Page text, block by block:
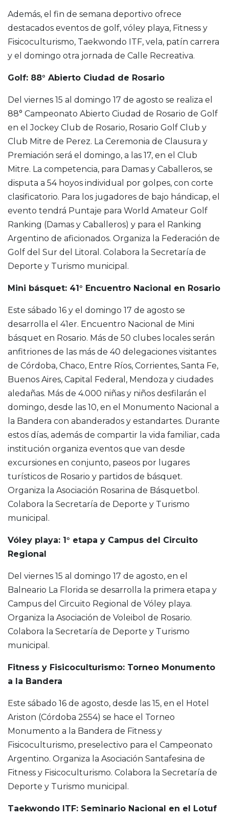
Además, el fin de semana deportivo ofrece
destacados eventos de golf, vóley playa, Fitness y
Fisicoculturismo, Taekwondo ITF, vela, patín carrera
y el domingo otra jornada de Calle Recreativa.
Golf: 88° Abierto Ciudad de Rosario
Del viernes 15 al domingo 17 de agosto se realiza el
88° Campeonato Abierto Ciudad de Rosario de Golf
en el Jockey Club de Rosario, Rosario Golf Club y
Club Mitre de Perez. La Ceremonia de Clausura y
Premiación será el domingo, a las 17, en el Club
Mitre. La competencia, para Damas y Caballeros, se
disputa a 54 hoyos individual por golpes, con corte
clasificatorio. Para los jugadores de bajo hándicap, el
evento tendrá Puntaje para World Amateur Golf
Ranking (Damas y Caballeros) y para el Ranking
Argentino de aficionados. Organiza la Federación de
Golf del Sur del Litoral. Colabora la Secretaría de
Deporte y Turismo municipal.
Mini básquet: 41° Encuentro Nacional en Rosario
Este sábado 16 y el domingo 17 de agosto se
desarrolla el 41er. Encuentro Nacional de Mini
básquet en Rosario. Más de 50 clubes locales serán
anfitriones de las más de 40 delegaciones visitantes
de Córdoba, Chaco, Entre Ríos, Corrientes, Santa Fe,
Buenos Aires, Capital Federal, Mendoza y ciudades
aledañas. Más de 4.000 niñas y niños desfilarán el
domingo, desde las 10, en el Monumento Nacional a
la Bandera con abanderados y estandartes. Durante
estos días, además de compartir la vida familiar, cada
institución organiza eventos que van desde
excursiones en conjunto, paseos por lugares
turísticos de Rosario y partidos de básquet.
Organiza la Asociación Rosarina de Básquetbol.
Colabora la Secretaría de Deporte y Turismo
municipal.
Vóley playa: 1° etapa y Campus del Circuito
Regional
Del viernes 15 al domingo 17 de agosto, en el
Balneario La Florida se desarrolla la primera etapa y
Campus del Circuito Regional de Vóley playa.
Organiza la Asociación de Voleibol de Rosario.
Colabora la Secretaría de Deporte y Turismo
municipal.
Fitness y Fisicoculturismo: Torneo Monumento
a la Bandera
Este sábado 16 de agosto, desde las 15, en el Hotel
Ariston (Córdoba 2554) se hace el Torneo
Monumento a la Bandera de Fitness y
Fisicoculturismo, preselectivo para el Campeonato
Argentino. Organiza la Asociación Santafesina de
Fitness y Fisicoculturismo. Colabora la Secretaría de
Deporte y Turismo municipal.
Taekwondo ITF: Seminario Nacional en el Lotuf